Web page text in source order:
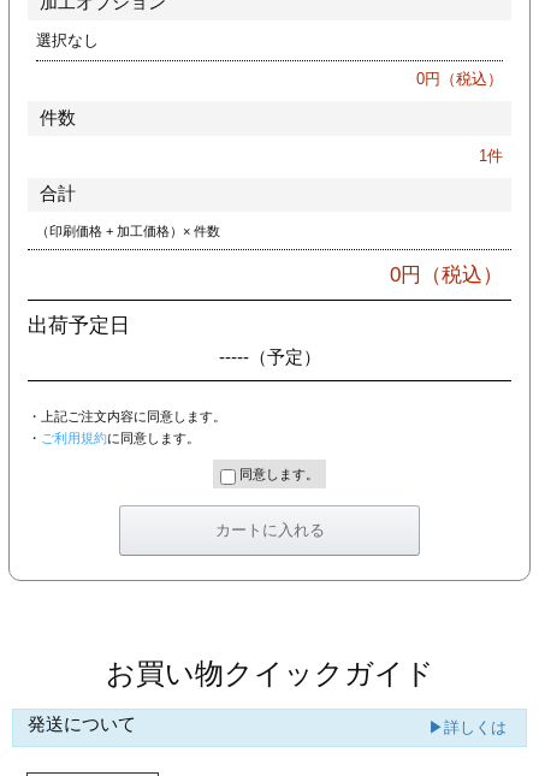
選択なし
0円（税込）
件数
1件
合計
（印刷価格 + 加工価格）× 件数
0円（税込）
出荷予定日
-----（予定）
・上記ご注文内容に同意します。
・ ご利用規約に同意します。
同意します。
お買い物クイックガイド
発送について ▶詳しくは